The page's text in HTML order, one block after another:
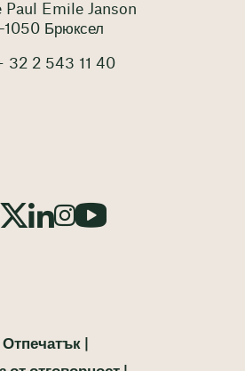
Paul Emile Janson
1050 Брюксел
32 2 543 11 40
Отпечатък